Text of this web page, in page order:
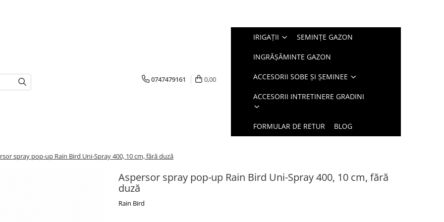
0747479161 0,00
IRIGAȚII SEMINȚE GAZON
INGRĂȘĂMINTE GAZON
ACCESORII SOBE ȘI ȘEMINEE
ACCESORII INTRETINERE GRADINI
FORMULAR DE RETUR BLOG
spray pop-up Rain Bird Uni-Spray 400, 10 cm, fără duză
Aspersor spray pop-up Rain Bird Uni-Spray 400, 10 cm, fără
duză
Rain Bird